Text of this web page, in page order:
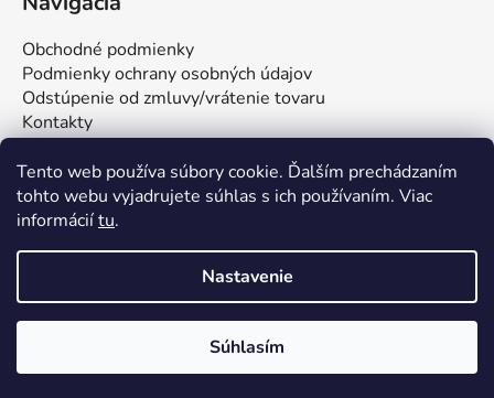
Tento web používa súbory cookie. Ďalším prechádzaním
tohto webu vyjadrujete súhlas s ich používaním. Viac
informáciítu.
Nastavenie
Súhlasím
r
v
k
y
v
ý
p
s
u
e
Obchodné podmienky
Podmienky ochrany osobných údajov
Odstúpenie od zmluvy/vrátenie tovaru
Kontakty
Vytvoril Shoptet
FUNSTAR s.r.o. | Všetko pre stolný
tenis. Všetky práva vyhradené.